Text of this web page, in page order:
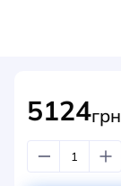
5124грн